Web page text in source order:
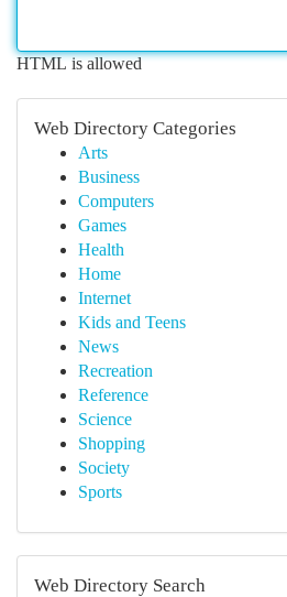
HTML is allowed
Web Directory Categories
Arts
Business
Computers
Games
Health
Home
Internet
Kids and Teens
News
Recreation
Reference
Science
Shopping
Society
Sports
Web Directory Search